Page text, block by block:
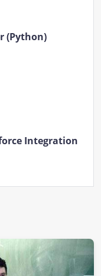
(Python)
Integration